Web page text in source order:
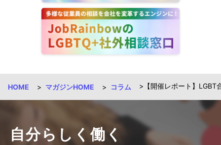
HOME マガジンHOME コラム 【開催レポート】
自分らしく働く